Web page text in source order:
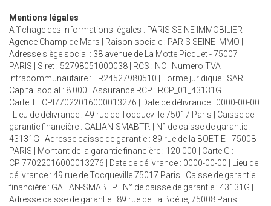
Mentions légales
Affichage des informations légales : PARIS SEINE IMMOBILIER -
Agence Champ de Mars | Raison sociale : PARIS SEINE IMMO |
Adresse siège social : 38 avenue de La Motte Picquet - 75007
PARIS | Siret : 52798051000038 | RCS : NC | Numero TVA
Intracommunautaire : FR24527980510 | Forme juridique : SARL |
Capital social : 8 000 | Assurance RCP : RCP_01_43131G |
Carte T : CPI77022016000013276 | Date de délivrance : 0000-00-00
| Lieu de délivrance : 49 rue de Tocqueville 75017 Paris | Caisse de
garantie financière : GALIAN-SMABTP. | N° de caisse de garantie :
43131G | Adresse caisse de garantie : 89 rue de la BOETIE - 75008
PARIS | Montant de la garantie financière : 120 000 | Carte G :
CPI77022016000013276 | Date de délivrance : 0000-00-00 | Lieu de
délivrance : 49 rue de Tocqueville 75017 Paris | Caisse de garantie
financière : GALIAN-SMABTP | N° de caisse de garantie : 43131G |
Adresse caisse de garantie : 89 rue de La Boétie, 75008 Paris |